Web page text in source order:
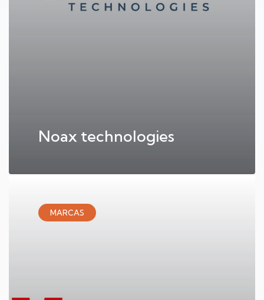
Noax technologies
MARCAS